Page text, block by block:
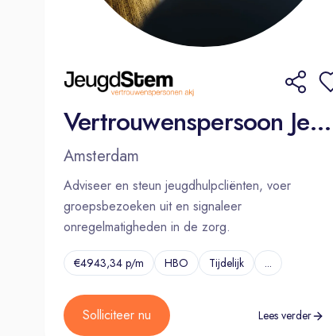
Vertrouwenspersoon Jeugdzorg Noord-Holland (32-36 uur per week)
Amsterdam
Adviseer en steun jeugdhulpcliënten, voer
groepsbezoeken uit en signaleer
onregelmatigheden in de zorg.
€4943,34 p/m HBO Tijdelijk ...
Solliciteer nu Lees verder